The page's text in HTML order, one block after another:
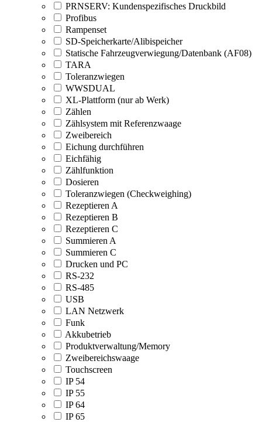
PRNSERV: Kundenspezifisches Druckbild
Profibus
Rampenset
SD-Speicherkarte/Alibispeicher
Statische Fahrzeugverwiegung/Datenbank (AF08)
TARA
Toleranzwiegen
WWSDUAL
XL-Plattform (nur ab Werk)
Zählen
Zählsystem mit Referenzwaage
Zweibereich
Eichung durchführen
Eichfähig
Zählfunktion
Dosieren
Toleranzwiegen (Checkweighing)
Rezeptieren A
Rezeptieren B
Rezeptieren C
Summieren A
Summieren C
Drucken und PC
RS-232
RS-485
USB
LAN Netzwerk
Funk
Akkubetrieb
Produktverwaltung/Memory
Zweibereichswaage
Touchscreen
IP 54
IP 55
IP 64
IP 65